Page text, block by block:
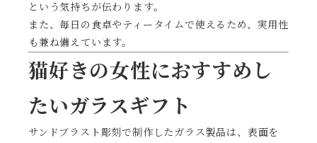
という気持ちが伝わります。
また、毎日の食卓やティータイムで使えるため、実用性
も兼ね備えています。
猫好きの女性におすすめし
たいガラスギフト
サンドブラスト彫刻で制作したガラス製品は、表面を